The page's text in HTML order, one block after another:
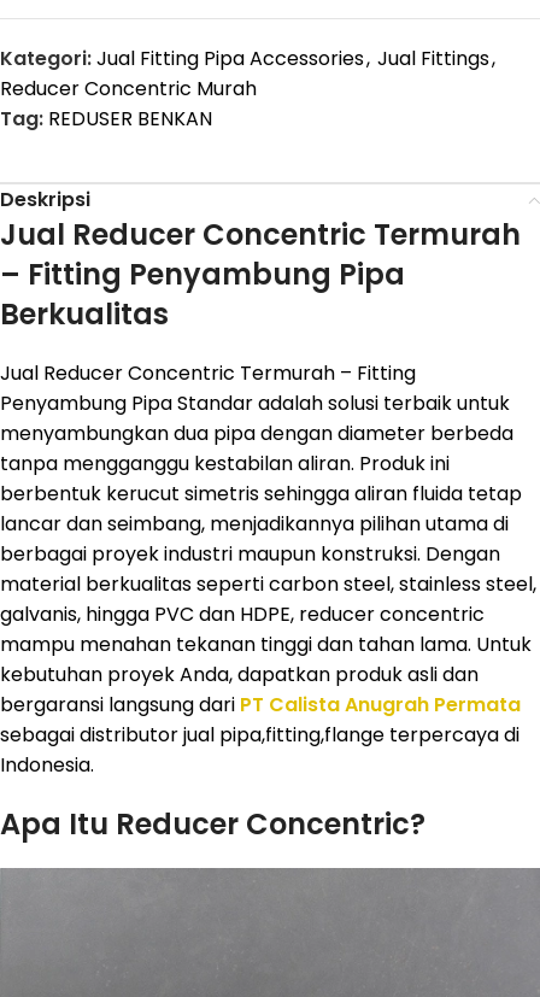
Kategori:Jual Fitting Pipa Accessories, Jual Fittings,
Reducer Concentric Murah
Tag: REDUSER BENKAN
Deskripsi
Jual Reducer Concentric Termurah
– Fitting Penyambung Pipa
Berkualitas
Jual Reducer Concentric Termurah – Fitting
Penyambung Pipa Standar adalah solusi terbaik untuk
menyambungkan dua pipa dengan diameter berbeda
tanpa mengganggu kestabilan aliran. Produk ini
berbentuk kerucut simetris sehingga aliran fluida tetap
lancar dan seimbang, menjadikannya pilihan utama di
berbagai proyek industri maupun konstruksi. Dengan
material berkualitas seperti carbon steel, stainless steel,
galvanis, hingga PVC dan HDPE, reducer concentric
mampu menahan tekanan tinggi dan tahan lama. Untuk
kebutuhan proyek Anda, dapatkan produk asli dan
bergaransi langsung dari PT Calista Anugrah Permata
sebagai distributor jual pipa,fitting,flange terpercaya di
Indonesia.
Apa Itu Reducer Concentric?